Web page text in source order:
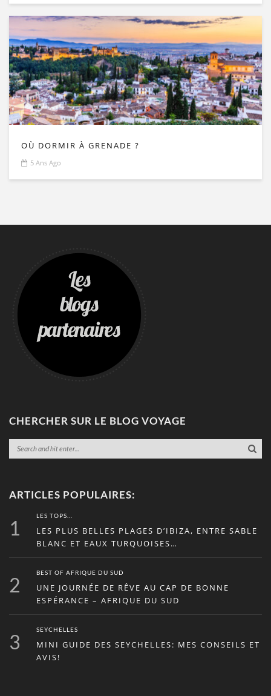
OÙ DORMIR À GRENADE ?
5 Ans Ago
CHERCHER SUR LE BLOG VOYAGE
ARTICLES POPULAIRES:
1
LES TOPS...
LES PLUS BELLES PLAGES D’IBIZA, ENTRE SABLE
BLANC ET EAUX TURQUOISES…
2
BEST OF AFRIQUE DU SUD
UNE JOURNÉE DE RÊVE AU CAP DE BONNE
ESPÉRANCE – AFRIQUE DU SUD
3
SEYCHELLES
MINI GUIDE DES SEYCHELLES: MES CONSEILS ET
AVIS!